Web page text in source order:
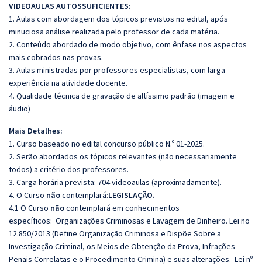
VIDEOAULAS AUTOSSUFICIENTES:
1. Aulas com abordagem dos tópicos previstos no edital, após
minuciosa análise realizada pelo professor de cada matéria.
2. Conteúdo abordado de modo objetivo, com ênfase nos aspectos
mais cobrados nas provas.
3. Aulas ministradas por professores especialistas, com larga
experiência na atividade docente.
4. Qualidade técnica de gravação de altíssimo padrão (imagem e
áudio)
Mais Detalhes:
1. Curso baseado no edital concurso público N.º 01-2025.
2. Serão abordados os tópicos relevantes (não necessariamente
todos) a critério dos professores.
3. Carga horária prevista: 704 videoaulas (aproximadamente).
4. O Curso nãocontemplará:LEGISLAÇÃO.
4.1 O Curso nãocontemplará em conhecimentos
específicos: Organizações Criminosas e Lavagem de Dinheiro. Lei no
12.850/2013 (Define Organização Criminosa e Dispõe Sobre a
Investigação Criminal, os Meios de Obtenção da Prova, Infrações
Penais Correlatas e o Procedimento Crimina) e suas alterações. Lei nº